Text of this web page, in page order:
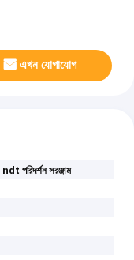
এখন যোগাযোগ
ndt পরিদর্শন সরঞ্জাম